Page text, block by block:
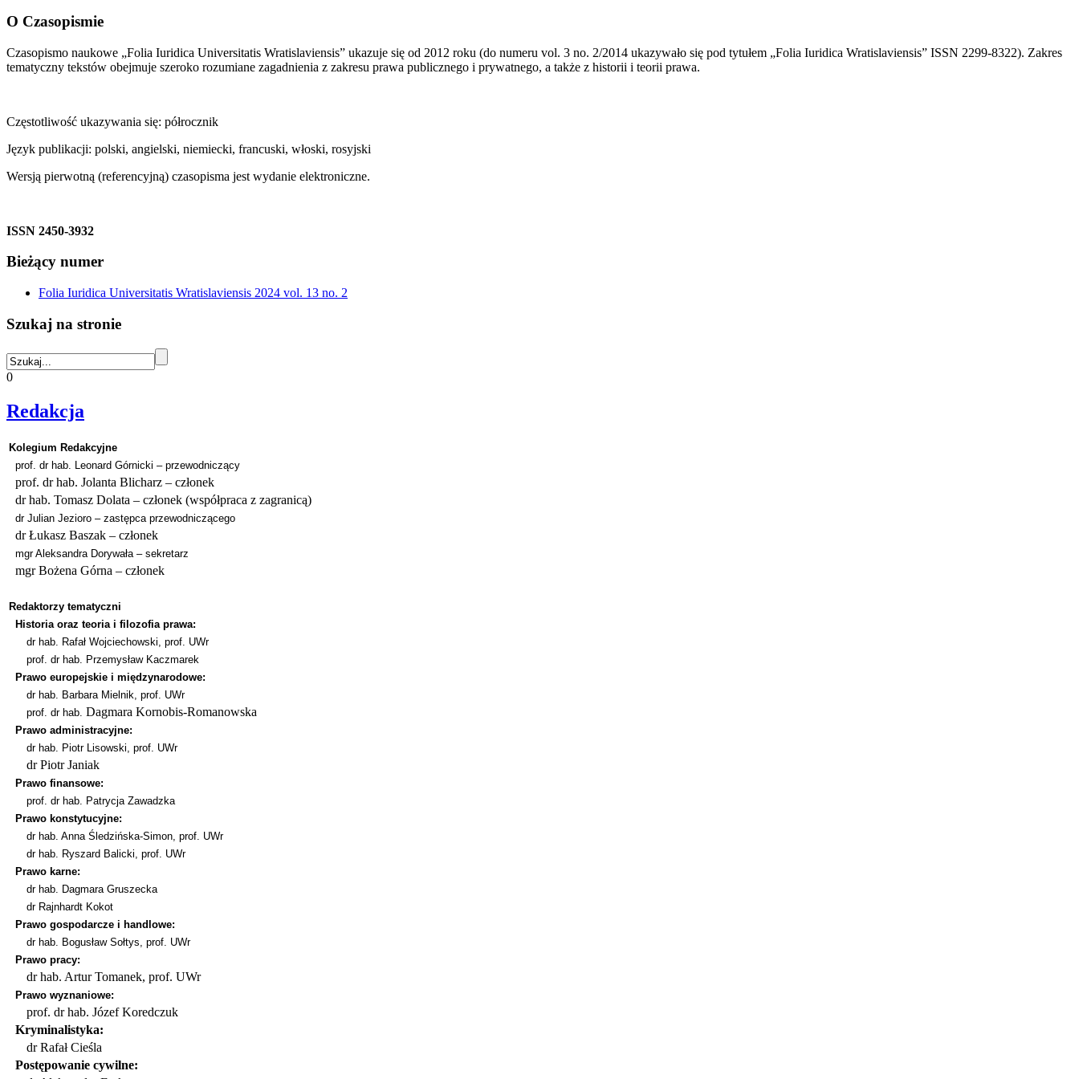
O Czasopismie
Czasopismo naukowe „Folia Iuridica Universitatis Wratislaviensis” ukazuje się od 2012 roku (do numeru vol. 3 no. 2/2014 ukazywało się pod tytułem „Folia Iuridica Wratislaviensis” ISSN 2299-8322). Zakres
tematyczny tekstów obejmuje szeroko rozumiane zagadnienia z zakresu prawa publicznego i prywatnego, a także z historii i teorii prawa.
Częstotliwość ukazywania się: półrocznik
Język publikacji: polski, angielski, niemiecki, francuski, włoski, rosyjski
Wersją pierwotną (referencyjną) czasopisma jest wydanie elektroniczne.
ISSN 2450-3932
Bieżący numer
Folia Iuridica Universitatis Wratislaviensis 2024 vol. 13 no. 2
Szukaj na stronie
0
Redakcja
Kolegium Redakcyjne
prof. dr hab. Leonard Górnicki – przewodniczący
prof. dr hab. Jolanta Blicharz – członek
dr hab. Tomasz Dolata – członek (współpraca z zagranicą)
dr Julian Jezioro – zastępca przewodniczącego
dr Łukasz Baszak – członek
mgr Aleksandra Dorywała – sekretarz
mgr Bożena Górna – członek
Redaktorzy tematyczni
Historia oraz teoria i filozofia prawa:
dr hab. Rafał Wojciechowski, prof. UWr
prof. dr hab. Przemysław Kaczmarek
Prawo europejskie i międzynarodowe:
dr hab. Barbara Mielnik, prof. UWr
prof. dr hab. Dagmara Kornobis-Romanowska
Prawo administracyjne:
dr hab. Piotr Lisowski, prof. UWr
dr Piotr Janiak
Prawo finansowe:
prof. dr hab. Patrycja Zawadzka
Prawo konstytucyjne:
dr hab. Anna Śledzińska-Simon, prof. UWr
dr hab. Ryszard Balicki, prof. UWr
Prawo karne:
dr hab. Dagmara Gruszecka
dr Rajnhardt Kokot
Prawo gospodarcze i handlowe:
dr hab. Bogusław Sołtys, prof. UWr
Prawo pracy:
dr hab. Artur Tomanek, prof. UWr
Prawo wyznaniowe:
prof. dr hab. Józef Koredczuk
Kryminalistyka:
dr Rafał Cieśla
Postępowanie cywilne: